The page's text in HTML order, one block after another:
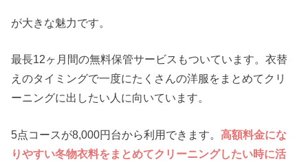
が大きな魅力です。
最長12ヶ月間の無料保管サービスもついています。衣替
えのタイミングで一度にたくさんの洋服をまとめてクリ
ーニングに出したい人に向いています。
5点コースが8,000円台から利用できます。高額料金にな
りやすい冬物衣料をまとめてクリーニングしたい時に活